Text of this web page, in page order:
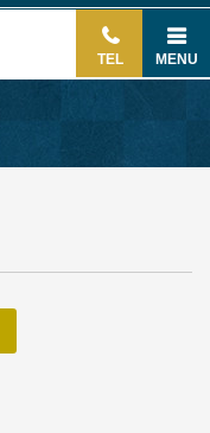
TEL MENU